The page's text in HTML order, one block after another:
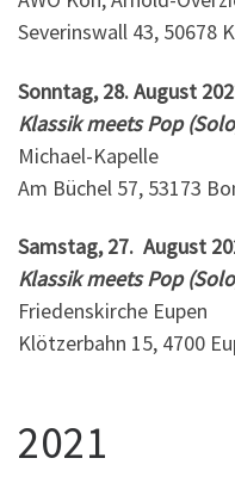
Severinswall 43, 50678
Sonntag, 28. August
Klassik meets Pop
Michael-Kapelle
Am Büchel 57, 53173
Samstag, 27. August
Klassik meets Pop
Friedenskirche Eupen
Klötzerbahn 15, 4700
2021